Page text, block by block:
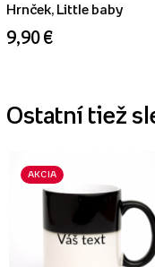
Hrnček, Little baby
9,90 €
Ostatní tiež
AKCIA